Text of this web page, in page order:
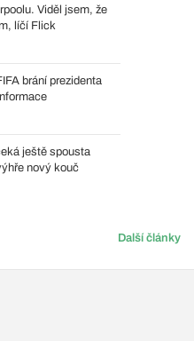
Viděl jsem, že
líčí Flick
brání prezidenta
ještě spousta
nový kouč
Další články